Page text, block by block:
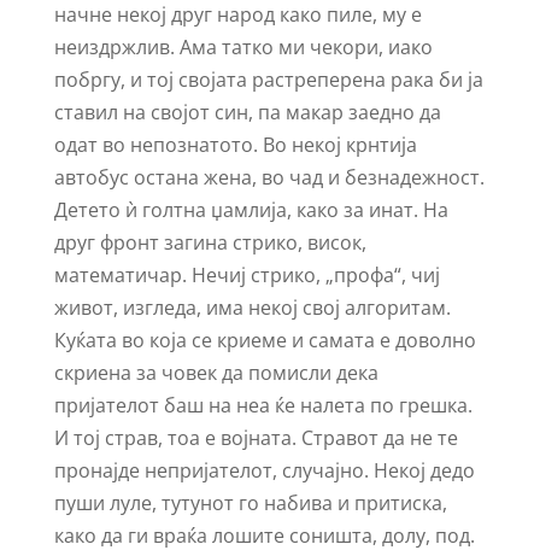
начне некој друг народ како пиле, му е
неиздржлив. Ама татко ми чекори, иако
побргу, и тој својата растреперена рака би ја
ставил на својот син, па макар заедно да
одат во непознатото. Во некој крнтија
автобус остана жена, во чад и безнадежност.
Детето ѝ голтна џамлија, како за инат. На
друг фронт загина стрико, висок,
математичар. Нечиј стрико, „профа“, чиј
живот, изгледа, има некој свој алгоритам.
Куќата во која се криеме и самата е доволно
скриена за човек да помисли дека
пријателот баш на неа ќе налета по грешка.
И тој страв, тоа е војната. Стравот да не те
пронајде непријателот, случајно. Некој дедо
пуши луле, тутунот го набива и притиска,
како да ги враќа лошите соништа, долу, под.